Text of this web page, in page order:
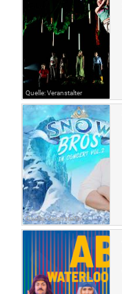
Quelle: Veranstalter
Quelle: Veranstalter